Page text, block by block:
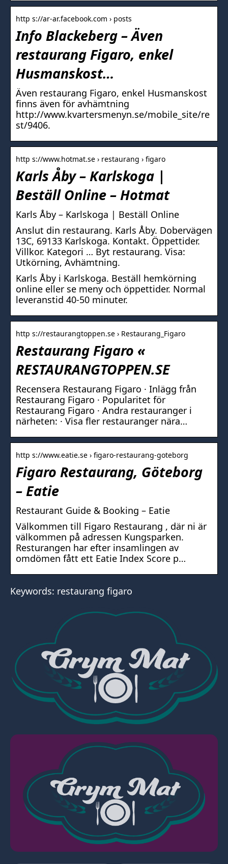
http s://ar-ar.facebook.com › posts
Info Blackeberg – Även
restaurang Figaro, enkel
Husmanskost…
Även restaurang Figaro, enkel Husmanskost
finns även för avhämtning
http://www.kvartersmenyn.se/mobile_site/re
st/9406.
http s://www.hotmat.se › restaurang › figaro
Karls Åby – Karlskoga |
Beställ Online – Hotmat
Karls Åby – Karlskoga | Beställ Online
Anslut din restaurang. Karls Åby. Dobervägen
13C, 69133 Karlskoga. Kontakt. Öppettider.
Villkor. Kategori … Byt restaurang. Visa:
Utkörning, Avhämtning.
Karls Åby i Karlskoga. Beställ hemkörning
online eller se meny och öppettider. Normal
leveranstid 40-50 minuter.
http s://restaurangtoppen.se › Restaurang_Figaro
Restaurang Figaro «
RESTAURANGTOPPEN.SE
Recensera Restaurang Figaro · Inlägg från
Restaurang Figaro · Popularitet för
Restaurang Figaro · Andra restauranger i
närheten: · Visa fler restauranger nära…
http s://www.eatie.se › figaro-restaurang-goteborg
Figaro Restaurang, Göteborg
– Eatie
Restaurant Guide & Booking – Eatie
Välkommen till Figaro Restaurang , där ni är
välkommen på adressen Kungsparken.
Resturangen har efter insamlingen av
omdömen fått ett Eatie Index Score p…
Keywords: restaurang figaro